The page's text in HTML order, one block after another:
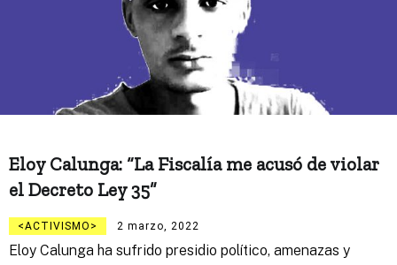
Eloy Calunga: “La Fiscalía me acusó de violar
el Decreto Ley 35”
ACTIVISMO 2 marzo, 2022
Eloy Calunga ha sufrido presidio político, amenazas y